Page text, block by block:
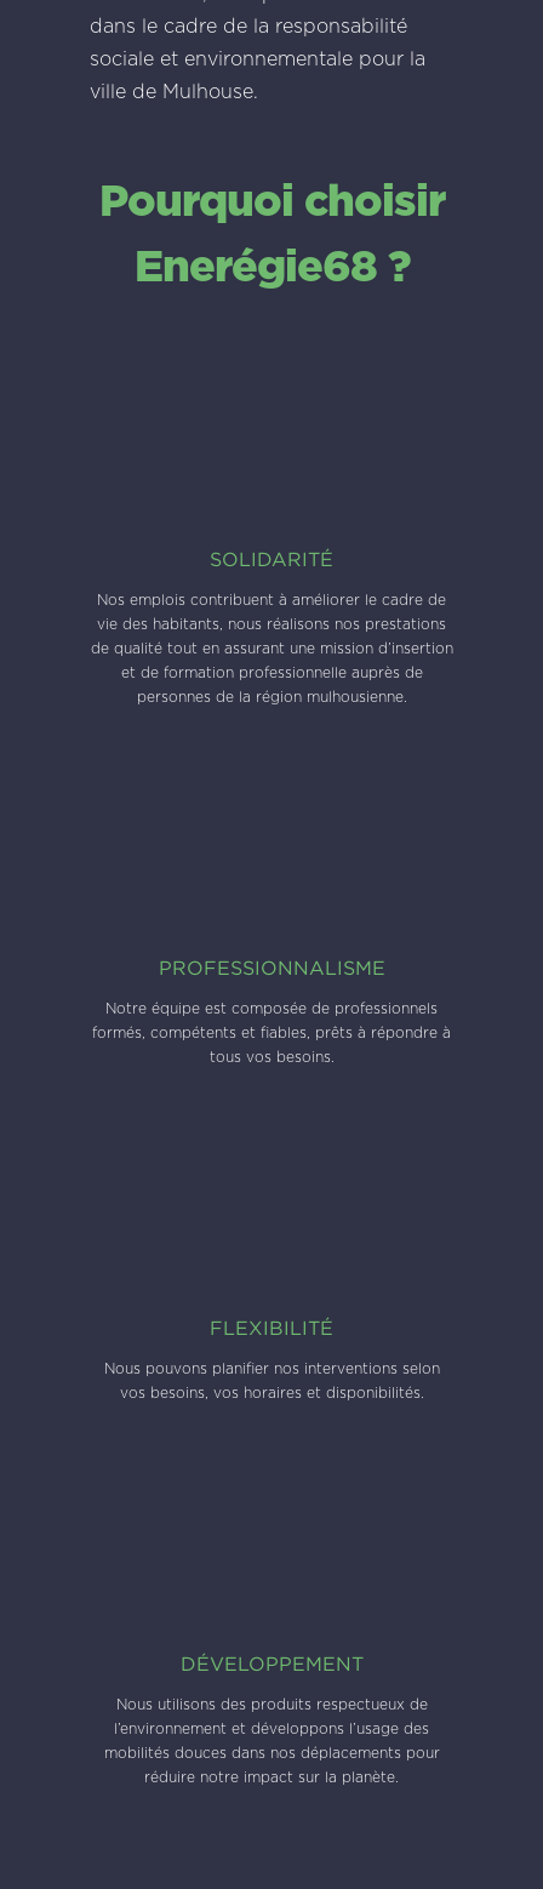
dans le cadre de la responsabilité
sociale et environnementale pour la
ville de Mulhouse.
Pourquoi choisir
Enerégie68 ?
SOLIDARITÉ
Nos emplois contribuent à améliorer le cadre de
vie des habitants, nous réalisons nos prestations
de qualité tout en assurant une mission d’insertion
et de formation professionnelle auprès de
personnes de la région mulhousienne.
PROFESSIONNALISME
Notre équipe est composée de professionnels
formés, compétents et fiables, prêts à répondre à
tous vos besoins.
FLEXIBILITÉ
Nous pouvons planifier nos interventions selon
vos besoins, vos horaires et disponibilités.
DÉVELOPPEMENT
Nous utilisons des produits respectueux de
l’environnement et développons l’usage des
mobilités douces dans nos déplacements pour
réduire notre impact sur la planète.